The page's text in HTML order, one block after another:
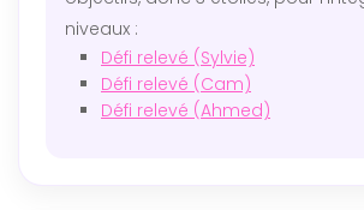
niveaux :
Défi relevé (Sylvie)
Défi relevé (Cam)
Défi relevé (Ahmed)